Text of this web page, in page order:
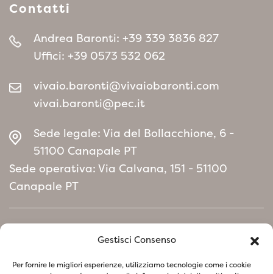
Gestisci Consenso
Per fornire le migliori esperienze, utilizziamo tecnologie come i cookie
Contatti
Andrea Baronti: +39 339 3836 827
Uffici: +39 0573 532 062
vivaio.baronti@vivaiobaronti.com
vivai.baronti@pec.it
Sede legale: Via del Bollacchione, 6 -
51100 Canapale PT
Sede operativa: Via Calvana, 151 - 51100
Canapale PT
Home